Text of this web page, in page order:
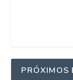
PRÓXIMOS